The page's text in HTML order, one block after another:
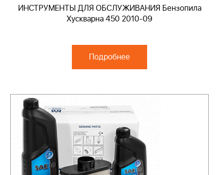
ИНСТРУМЕНТЫ ДЛЯ ОБСЛУЖИВАНИЯ Бензопила
Хускварна 450 2010-09
Подробнее